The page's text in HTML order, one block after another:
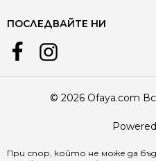
ПОСЛЕДВАЙТЕ НИ
© 2026 Ofaya.com
При спор, който не може да